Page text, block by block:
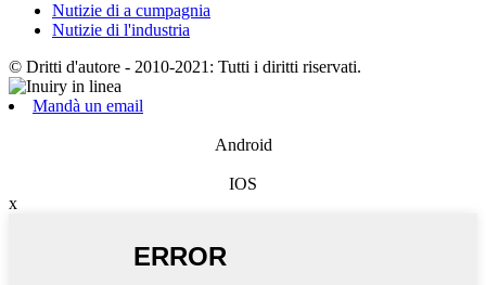
Nutizie di a cumpagnia
Nutizie di l'industria
© Dritti d'autore - 2010-2021: Tutti i diritti riservati.
Mandà un email
Android
IOS
x